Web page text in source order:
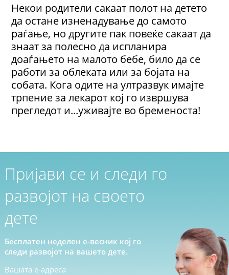
Некои родители сакаат полот на детето
да остане изненадување до самото
раѓање, но другите пак повеќе сакаат да
знаат за полесно да испланира
доаѓањето на малото бебе, било да се
работи за облеката или за бојата на
собата. Кога одите на ултразвук имајте
трпение за лекарот кој го извршува
прегледот и...уживајте во бременоста!
Пријави се и следи го
развојот на своето
дете
Бесплатен неделен е-весник кој го
следи развојот на вашето дете.
Вашата е-адреса